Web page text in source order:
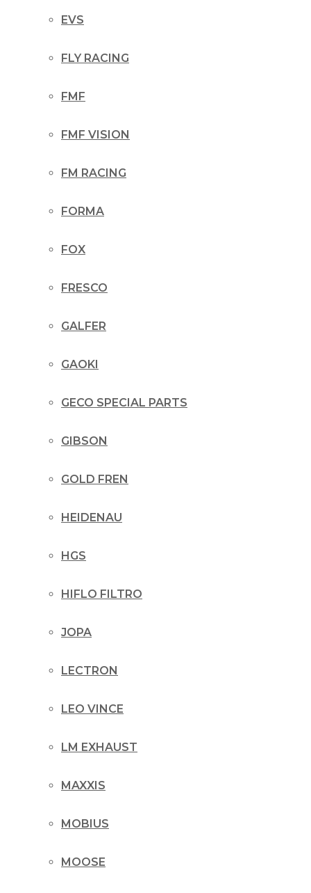
EVS
FLY RACING
FMF
FMF VISION
FM RACING
FORMA
FOX
FRESCO
GALFER
GAOKI
GECO SPECIAL PARTS
GIBSON
GOLD FREN
HEIDENAU
HGS
HIFLO FILTRO
JOPA
LECTRON
LEO VINCE
LM EXHAUST
MAXXIS
MOBIUS
MOOSE